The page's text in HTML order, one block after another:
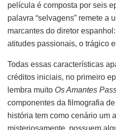
película é composta por seis
palavra “selvagens” remete a
marcantes do diretor
atitudes passionais, o trágico
Todas essas características
créditos iniciais, no primeiro
lembra muito Os Amantes
componentes da filmografia
história tem como cenário um
misteriosamente, possuem